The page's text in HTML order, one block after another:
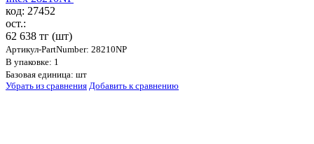
код: 27452
ост.:
62 638 тг (шт)
Артикул-PartNumber: 28210NP
В упаковке: 1
Базовая единица: шт
Убрать из сравнения Добавить к сравнению